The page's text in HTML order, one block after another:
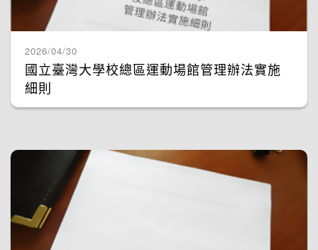
2026/04/30
國立臺灣大學校總區運動場館管理辦法實施
細則